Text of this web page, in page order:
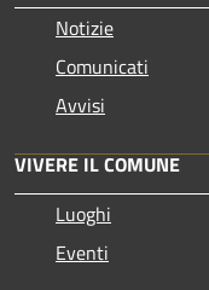
Notizie
Comunicati
Avvisi
VIVERE IL COMUNE
Luoghi
Eventi